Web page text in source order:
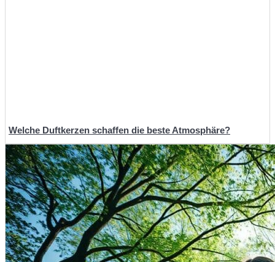
Welche Duftkerzen schaffen die beste Atmosphäre?